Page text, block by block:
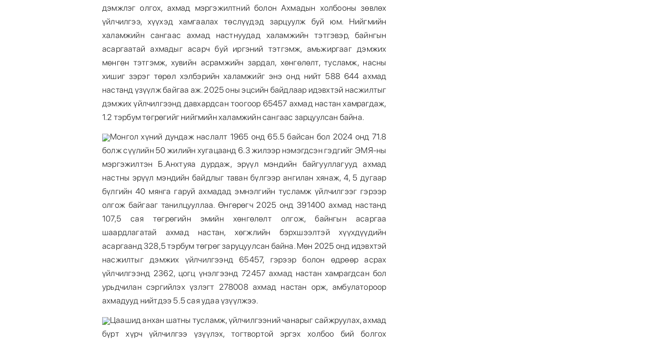
дэмжлэг олгох, ахмад мэргэжилтний болон Ахмадын холбооны зөвлөх
үйлчилгээ, хүүхэд хамгаалах төслүүдэд зарцуулж буй юм. Нийгмийн
халамжийн сангаас ахмад настнуудад халамжийн тэтгэвэр, байнгын
асаргаатай ахмадыг асарч буй иргэний тэтгэмж, амьжиргааг дэмжих
мөнгөн тэтгэмж, хувийн асрамжийн зардал, хөнгөлөлт, тусламж, насны
хишиг зэрэг төрөл хэлбэрийн халамжийг энэ онд нийт 588 644 ахмад
настанд үзүүлж байгаа аж. 2025 оны эцсийн байдлаар идэвхтэй насжилтыг
дэмжих үйлчилгээнд давхардсан тоогоор 65457 ахмад настан хамрагдаж,
1.2 тэрбум төгрөгийг нийгмийн халамжийн сангаас зарцуулсан байна.
Монгол хүний дундаж наслалт 1965 онд 65.5 байсан бол 2024 онд 71.8
болж сүүлийн 50 жилийн хугацаанд 6.3 жилээр нэмэгдсэн гэдгийг ЭМЯ-ны
мэргэжилтэн Б.Анхтуяа дурдаж, эрүүл мэндийн байгууллагууд ахмад
настны эрүүл мэндийн байдлыг таван бүлгээр ангилан хянаж, 4, 5 дугаар
бүлгийн 40 мянга гаруй ахмадад эмнэлгийн тусламж үйлчилгээг гэрээр
олгож байгааг танилцууллаа. Өнгөрөгч 2025 онд 391400 ахмад настанд
107,5 сая төгрөгийн эмийн хөнгөлөлт олгож, байнгын асаргаа
шаардлагатай ахмад настан, хөгжлийн бэрхшээлтэй хүүхдүүдийн
асаргаанд 328,5 тэрбум төгрөг заруцуулсан байна. Мөн 2025 онд идэвхтэй
насжилтыг дэмжих үйлчилгээнд 65457, гэрээр болон өдрөөр асрах
үйлчилгээнд 2362, цогц үнэлгээнд 72457 ахмад настан хамрагдсан бол
урьдчилан сэргийлэх үзлэгт 278008 ахмад настан орж, амбулатороор
ахмадууд нийтдээ 5.5 сая удаа үзүүлжээ.
Цаашид анхан шатны тусламж, үйлчилгээний чанарыг сайжруулах, ахмад
бүрт хүрч үйлчилгээ үзүүлэх, тогтвортой эргэх холбоо бий болгох